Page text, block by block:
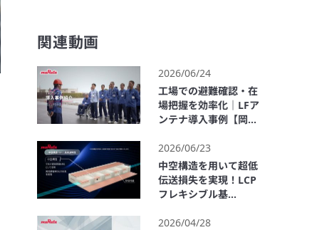
関連動画
2026/06/24
工場での避難確認・在
場把握を効率化｜LFア
ンテナ導入事例【岡山
2026/06/23
中空構造を用いて超低
伝送損失を実現！LCP
フレキシブル基
2026/04/28